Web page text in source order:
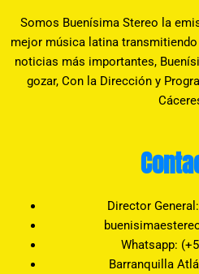
Somos Buenísima Stereo la
mejor música latina
noticias más importantes,
gozar, Con la Dirección y
Director
Whatsapp:
Barranquilla